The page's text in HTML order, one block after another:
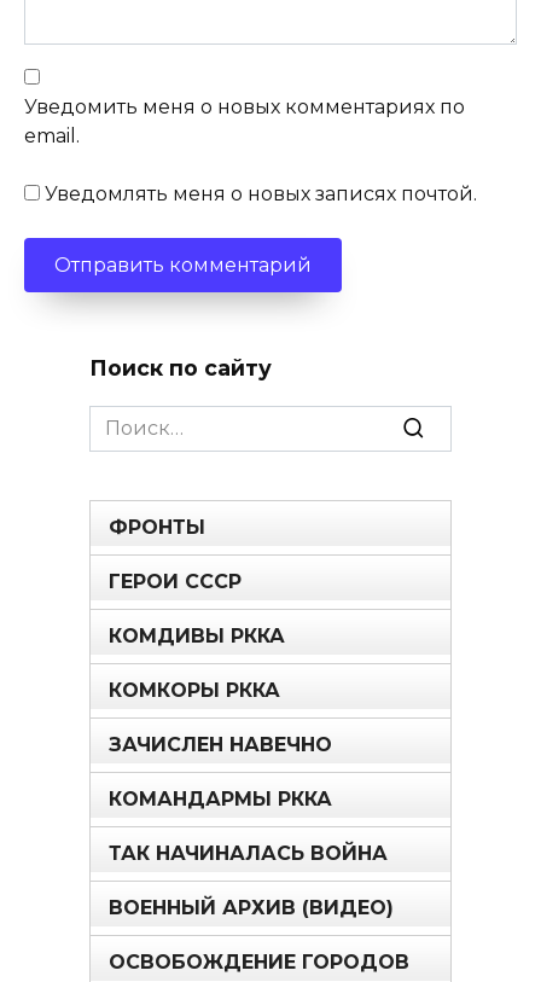
Уведомить меня о новых комментариях по
email.
Уведомлять меня о новых записях почтой.
Поиск по сайту
Search
for:
ФРОНТЫ
ГЕРОИ СССР
КОМДИВЫ РККА
КОМКОРЫ РККА
ЗАЧИСЛЕН НАВЕЧНО
КОМАНДАРМЫ РККА
ТАК НАЧИНАЛАСЬ ВОЙНА
ВОЕННЫЙ АРХИВ (ВИДЕО)
ОСВОБОЖДЕНИЕ ГОРОДОВ